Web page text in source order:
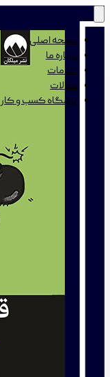
صفحه اصلی
درباره ما
خدمات
مقالات
باشگاه کسب و کار